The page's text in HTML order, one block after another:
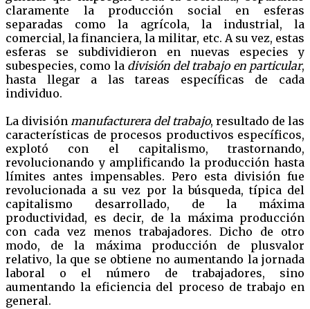
claramente la producción social en esferas
separadas como la agrícola, la industrial, la
comercial, la financiera, la militar, etc. A su vez, estas
esferas se subdividieron en nuevas especies y
subespecies, como la división del trabajo en particular,
hasta llegar a las tareas específicas de cada
individuo.
La división manufacturera del trabajo, resultado de las
características de procesos productivos específicos,
explotó con el capitalismo, trastornando,
revolucionando y amplificando la producción hasta
límites antes impensables. Pero esta división fue
revolucionada a su vez por la búsqueda, típica del
capitalismo desarrollado, de la máxima
productividad, es decir, de la máxima producción
con cada vez menos trabajadores. Dicho de otro
modo, de la máxima producción de plusvalor
relativo, la que se obtiene no aumentando la jornada
laboral o el número de trabajadores, sino
aumentando la eficiencia del proceso de trabajo en
general.